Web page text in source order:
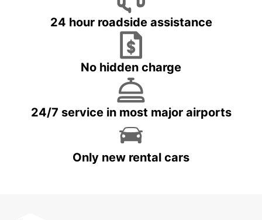
24 hour roadside assistance
No hidden charge
24/7 service in most major airports
Only new rental cars